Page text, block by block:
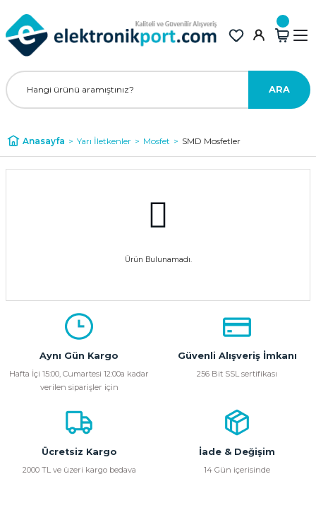
ARA
Anasayfa Yarı İletkenler Mosfet SMD Mosfetler
Ürün Bulunamadı.
Aynı Gün Kargo
Hafta İçi 15:00, Cumartesi 12:00a kadar
verilen siparişler için
Güvenli Alışveriş İmkanı
256 Bit SSL sertifikası
Ücretsiz Kargo
2000 TL ve üzeri kargo bedava
İade & Değişim
14 Gün içerisinde